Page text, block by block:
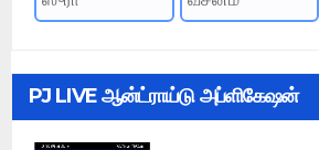
PJ LIVE ஆன்ட்ராய்டு அப்ளிகேஷன்